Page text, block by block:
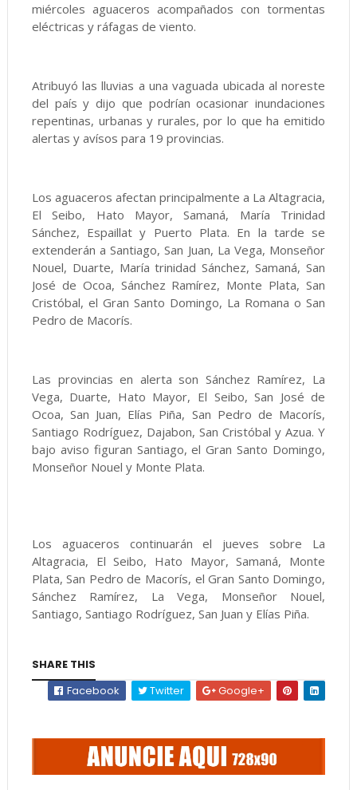
miércoles aguaceros acompañados con tormentas
eléctricas y ráfagas de viento.
Atribuyó las lluvias a una vaguada ubicada al noreste
del país y dijo que podrían ocasionar inundaciones
repentinas, urbanas y rurales, por lo que ha emitido
alertas y avísos para 19 provincias.
Los aguaceros afectan principalmente a La Altagracia,
El Seibo, Hato Mayor, Samaná, María Trinidad
Sánchez, Espaillat y Puerto Plata. En la tarde se
extenderán a Santiago, San Juan, La Vega, Monseñor
Nouel, Duarte, María trinidad Sánchez, Samaná, San
José de Ocoa, Sánchez Ramírez, Monte Plata, San
Cristóbal, el Gran Santo Domingo, La Romana o San
Pedro de Macorís.
Las provincias en alerta son Sánchez Ramírez, La
Vega, Duarte, Hato Mayor, El Seibo, San José de
Ocoa, San Juan, Elías Piña, San Pedro de Macorís,
Santiago Rodríguez, Dajabon, San Cristóbal y Azua. Y
bajo aviso figuran Santiago, el Gran Santo Domingo,
Monseñor Nouel y Monte Plata.
Los aguaceros continuarán el jueves sobre La
Altagracia, El Seibo, Hato Mayor, Samaná, Monte
Plata, San Pedro de Macorís, el Gran Santo Domingo,
Sánchez Ramírez, La Vega, Monseñor Nouel,
Santiago, Santiago Rodríguez, San Juan y Elías Piña.
SHARE THIS
Facebook
Twitter Google+